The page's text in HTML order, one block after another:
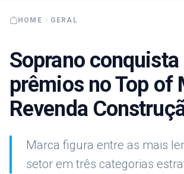
HOME GERAL
Soprano conquista
prêmios no Top of
Revenda
Marca figura entre as mais
setor em três categorias